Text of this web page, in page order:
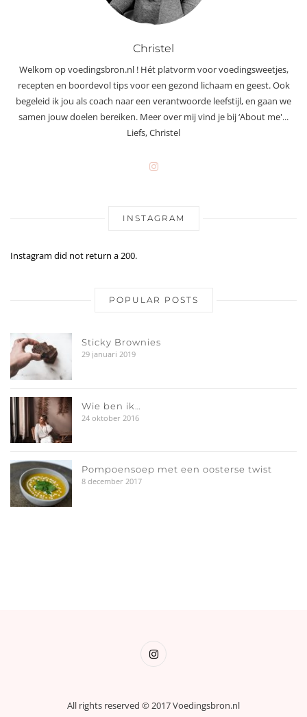
Christel
Welkom op voedingsbron.nl ! Hét platvorm voor voedingsweetjes,
recepten en boordevol tips voor een gezond lichaam en geest. Ook
begeleid ik jou als coach naar een verantwoorde leefstijl, en gaan we
samen jouw doelen bereiken. Meer over mij vind je bij ‘About me'...
Liefs, Christel
INSTAGRAM
Instagram did not return a 200.
POPULAR POSTS
Sticky Brownies
29 januari 2019
Wie ben ik…
24 oktober 2016
Pompoensoep met een oosterse twist
8 december 2017
All rights reserved © 2017 Voedingsbron.nl